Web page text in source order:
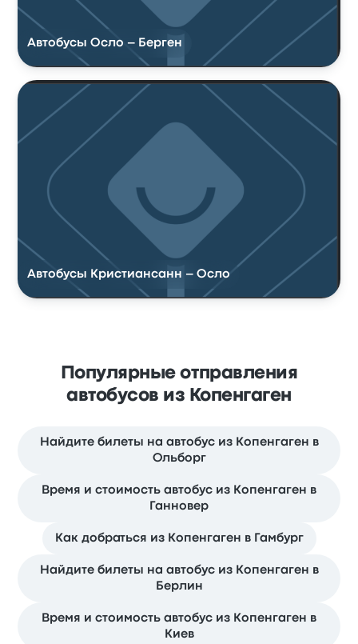
Автобусы Осло – Берген
Автобусы Кристиансанн – Осло
Популярные отправления
автобусов из Копенгаген
Найдите билеты на автобус из Копенгаген в
Ольборг
Время и стоимость автобус из Копенгаген в
Ганновер
Как добраться из Копенгаген в Гамбург
Найдите билеты на автобус из Копенгаген в
Берлин
Время и стоимость автобус из Копенгаген в
Киев